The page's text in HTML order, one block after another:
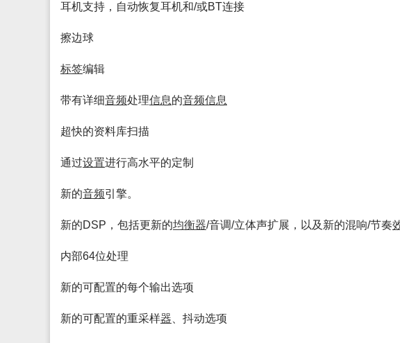
耳机支持，自动恢复耳机和/或BT连接
擦边球
标签编辑
带有详细音频处理信息的音频信息
超快的资料库扫描
通过设置进行高水平的定制
新的音频引擎。
新的DSP，包括更新的均衡器/音调/立体声扩展，以及新的混响/节奏
内部64位处理
新的可配置的每个输出选项
新的可配置的重采样器 、抖动选项